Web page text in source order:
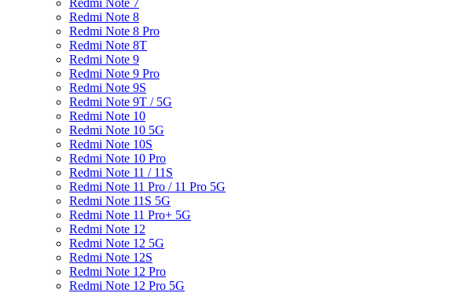
Redmi Note 8
Redmi Note 8 Pro
Redmi Note 8T
Redmi Note 9
Redmi Note 9 Pro
Redmi Note 9S
Redmi Note 9T / 5G
Redmi Note 10
Redmi Note 10 5G
Redmi Note 10S
Redmi Note 10 Pro
Redmi Note 11 / 11S
Redmi Note 11 Pro / 11 Pro 5G
Redmi Note 11S 5G
Redmi Note 11 Pro+ 5G
Redmi Note 12
Redmi Note 12 5G
Redmi Note 12S
Redmi Note 12 Pro
Redmi Note 12 Pro 5G